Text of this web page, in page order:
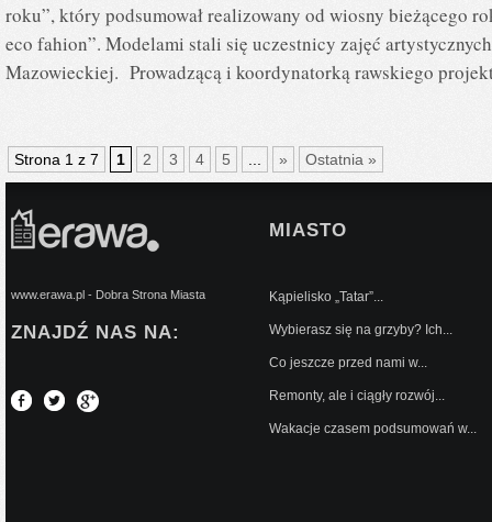
roku”, który podsumował realizowany od wiosny bieżącego
eco fahion”. Modelami stali się uczestnicy zajęć
Mazowieckiej. Prowadzącą i koordynatorką rawskiego
Strona 1 z 7 1 2 3 4 5 » Ostatnia »
www.erawa.pl - Dobra Strona Miasta
ZNAJDŹ NAS NA:
MIASTO
Kąpielisko „Tatar”...
Wybierasz się na grzyby? Ich...
Co jeszcze przed nami w...
Remonty, ale i ciągły rozwój...
Wakacje czasem podsumowań w...